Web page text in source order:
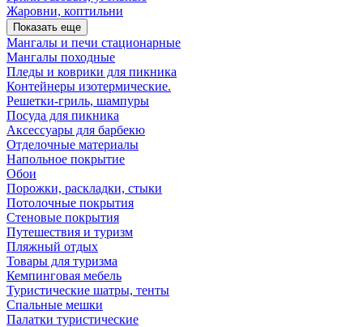
Жаровни, коптильни
Показать еще
Мангалы и печи стационарные
Мангалы походные
Пледы и коврики для пикника
Контейнеры изотермические.
Решетки-гриль, шампуры
Посуда для пикника
Аксессуары для барбекю
Отделочные материалы
Напольное покрытие
Обои
Порожки, раскладки, стыки
Потолочные покрытия
Стеновые покрытия
Путешествия и туризм
Пляжный отдых
Товары для туризма
Кемпинговая мебель
Туристические шатры, тенты
Спальные мешки
Палатки туристические